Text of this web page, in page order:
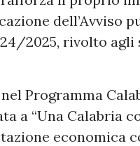
dell’Avviso
2025, rivolto
Programma
a “Una Calabria
economica